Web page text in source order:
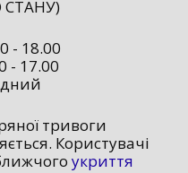
- 18.00
- 17.00
тривоги
Користувачі
укриття